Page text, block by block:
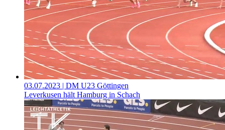
03.07.2023 | DM U23 Göttingen
Leverkusen hält Hamburg in Schach